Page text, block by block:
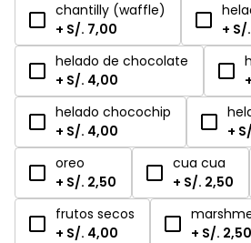
chantilly (waffle)
+ S/. 7,00
+
helado de chocolate
+ S/. 4,00
helado chocochip
+ S/. 4,00
+
oreo
+ S/. 2,50
cua cua
+ S/. 2,50
frutos secos
+ S/. 4,00
+ S/. 2,50